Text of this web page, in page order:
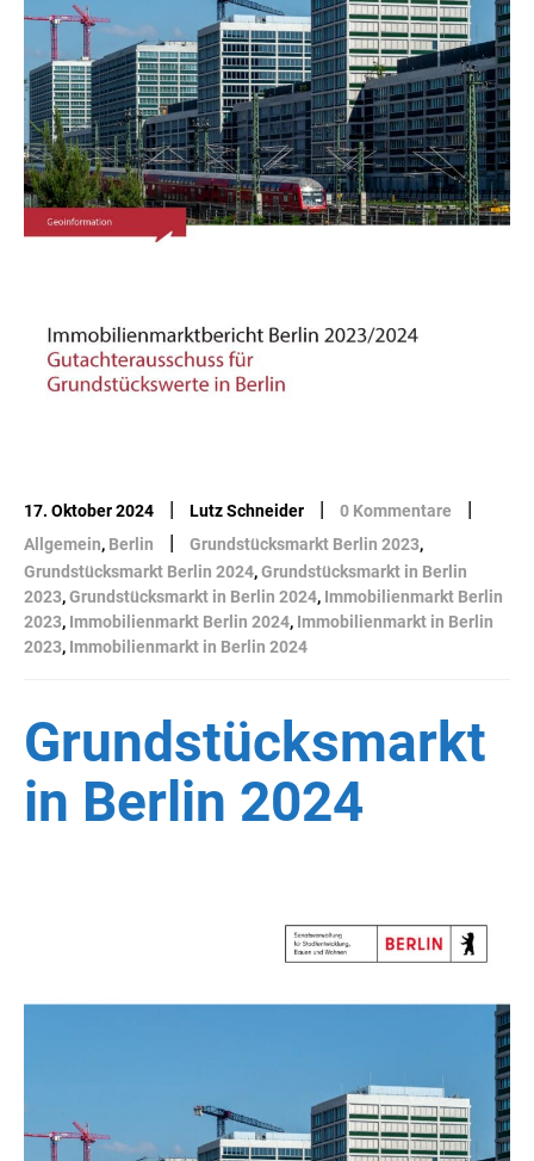
17. Oktober 2024 | Lutz Schneider | 0 Kommentare |
Allgemein, Berlin | Grundstücksmarkt Berlin 2023,
Grundstücksmarkt Berlin 2024,Grundstücksmarkt in Berlin
2023,Grundstücksmarkt in Berlin 2024, Immobilienmarkt Berlin
2023, Immobilienmarkt Berlin 2024, Immobilienmarkt in Berlin
2023, Immobilienmarkt in Berlin 2024
Grundstücksmarkt
in Berlin 2024